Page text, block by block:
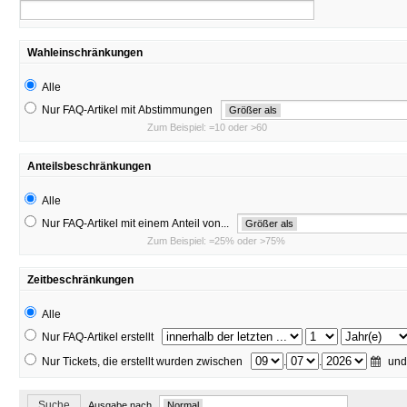
Wahleinschränkungen
Alle
Nur FAQ-Artikel mit Abstimmungen
Größer als
Zum Beispiel: =10 oder >60
Anteilsbeschränkungen
Alle
Nur FAQ-Artikel mit einem Anteil von...
Größer als
Zum Beispiel: =25% oder >75%
Zeitbeschränkungen
Alle
Nur FAQ-Artikel erstellt
Nur Tickets, die erstellt wurden zwischen
. . und